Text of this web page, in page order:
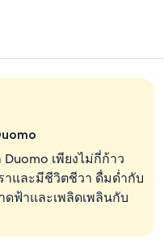
เพียงไม่กี่ก้าว
าและมีชีวิตชีวา ดื่มด่ำกับ
ฟ้าและเพลิดเพลินกับ